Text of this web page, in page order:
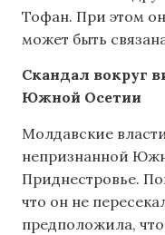
Тофан. При этом
может быть
Скандал вокруг
Южной Осетии
Молдавские
непризнанной
Приднестровье.
что он не
предположила,